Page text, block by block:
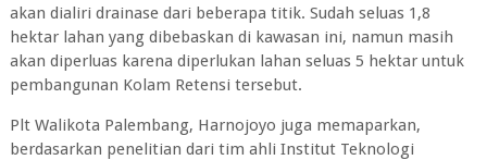
akan dialiri drainase dari beberapa titik. Sudah seluas 1,8
hektar lahan yang dibebaskan di kawasan ini, namun masih
akan diperluas karena diperlukan lahan seluas 5 hektar untuk
pembangunan Kolam Retensi tersebut.
Plt Walikota Palembang, Harnojoyo juga memaparkan,
berdasarkan penelitian dari tim ahli Institut Teknologi